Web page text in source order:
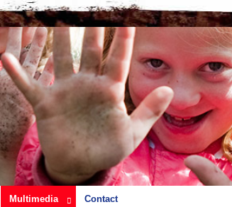
Multimedia Contact